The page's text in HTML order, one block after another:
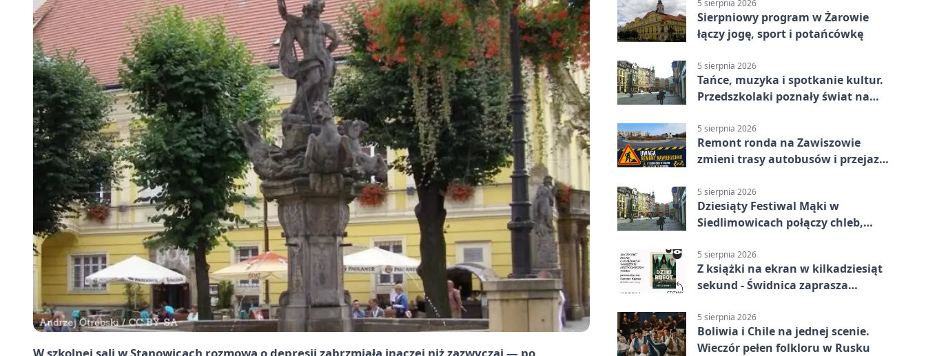
5 sierpnia 2026
Sierpniowy program w Żarowie
łączy jogę, sport i potańcówkę
5 sierpnia 2026
Tańce, muzyka i spotkanie kultur.
Przedszkolaki poznały świat na
5 sierpnia 2026
Remont ronda na Zawiszowie
zmieni trasy autobusów i przejazd
5 sierpnia 2026
Dziesiąty Festiwal Mąki w
Siedlimowicach połączy chleb,
5 sierpnia 2026
Z książki na ekran w kilkadziesiąt
sekund - Świdnica zaprasza
5 sierpnia 2026
Boliwia i Chile na jednej scenie.
Wieczór pełen folkloru w Rusku